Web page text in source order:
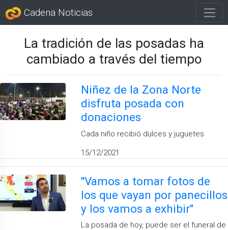
Cadena Noticias
La tradición de las posadas ha
cambiado a través del tiempo
Niñez de la Zona Norte
disfruta posada con
donaciones
Cada niño recibió dulces y juguetes
15/12/2021
''Vamos a tomar fotos de
los que vayan por panecillos
y los vamos a exhibir''
La posada de hoy, puede ser el funeral de